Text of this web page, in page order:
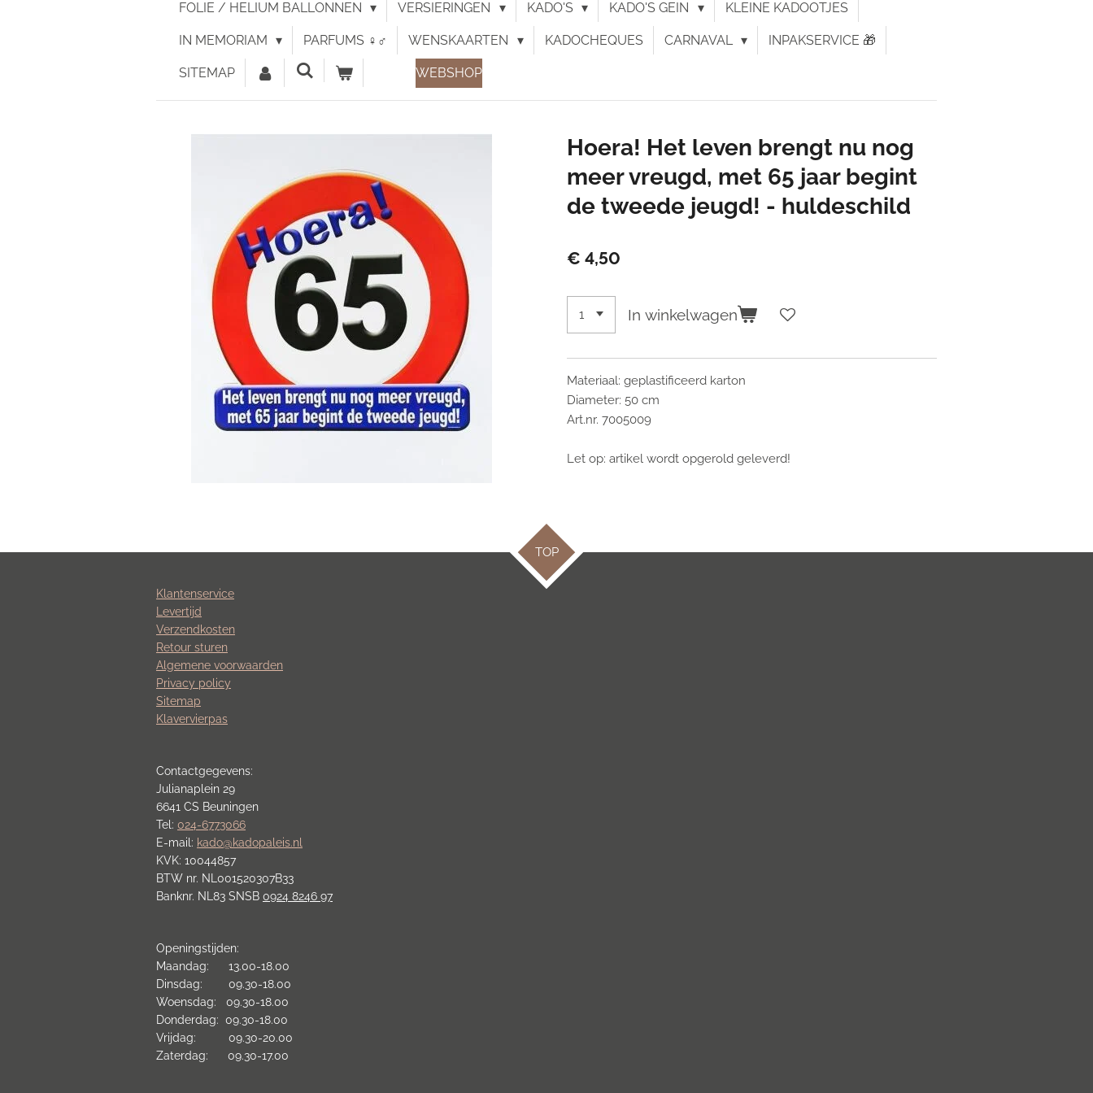
FOLIE / HELIUM BALLONNEN VERSIERINGEN KADO'S KADO'S GEIN KLEINE KADOOTJES
IN MEMORIAM PARFUMS ♀︎♂︎ WENSKAARTEN KADOCHEQUES CARNAVAL INPAKSERVICE 🎁
SITEMAP WEBSHOP
Hoera! Het leven brengt nu nog
meer vreugd, met 65 jaar begint
de tweede jeugd! - huldeschild
€ 4,50
In winkelwagen
Materiaal: geplastificeerd karton
Diameter: 50 cm
Art.nr. 7005009
Let op: artikel wordt opgerold geleverd!
TOP
Klantenservice
Levertijd
Verzendkosten
Retour sturen
Algemene voorwaarden
Privacy policy
Sitemap
Klavervierpas
Contactgegevens:
Julianaplein 29
6641 CS Beuningen
Tel: 024-6773066
E-mail: kado@kadopaleis.nl
KVK: 10044857
BTW nr. NL001520307B33
Banknr. NL83 SNSB 0924 8246 97
Openingstijden:
Maandag: 13.00-18.00
Dinsdag: 09.30-18.00
Woensdag: 09.30-18.00
Donderdag: 09.30-18.00
Vrijdag: 09.30-20.00
Zaterdag: 09.30-17.00